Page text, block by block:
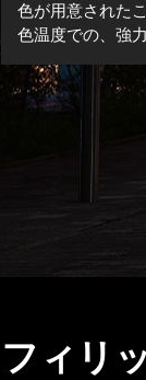
色が用意された
色温度での、強
フィリ